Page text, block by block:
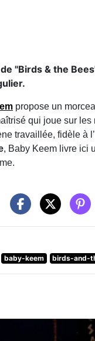
"Birds & the
propose un
qui joue sur les
travaillée, fidèle à
, Baby Keem livre ici
baby-keem birds-and-